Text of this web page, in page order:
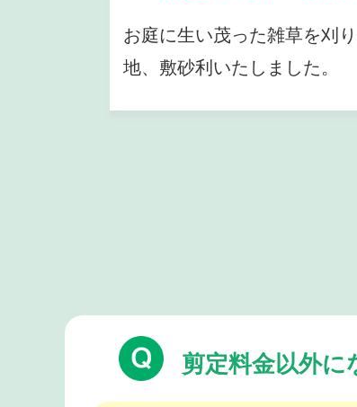
お庭に生い茂った雑草を刈
地、敷砂利いたしました。
剪定料金以外